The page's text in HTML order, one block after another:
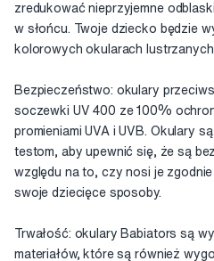
zredukować nieprzyjemne
w słońcu. Twoje dziecko będzie
kolorowych okularach
Bezpieczeństwo: okulary
soczewki UV 400 ze 100%
promieniami UVA i UVB. Okulary
testom, aby upewnić się, że są
względu na to, czy nosi je
swoje dziecięce sposoby.
Trwałość: okulary Babiators są
materiałów, które są również